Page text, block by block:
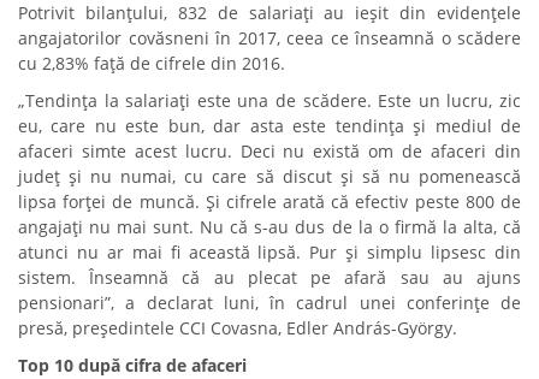
Potrivit bilanțului, 832 de salariați au ieșit din evidențele
angajatorilor covăsneni în 2017, ceea ce înseamnă o scădere
cu 2,83% față de cifrele din 2016.
„Tendința la salariați este una de scădere. Este un lucru, zic
eu, care nu este bun, dar asta este tendința și mediul de
afaceri simte acest lucru. Deci nu există om de afaceri din
județ și nu numai, cu care să discut și să nu pomenească
lipsa forței de muncă. Și cifrele arată că efectiv peste 800 de
angajați nu mai sunt. Nu că s-au dus de la o firmă la alta, că
atunci nu ar mai fi această lipsă. Pur și simplu lipsesc din
sistem. Înseamnă că au plecat pe afară sau au ajuns
pensionari”, a declarat luni, în cadrul unei conferințe de
presă, președintele CCI Covasna, Edler András-György.
Top 10 după cifra de afaceri